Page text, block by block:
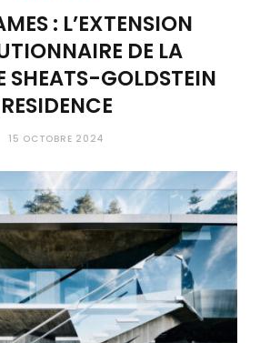
: L’EXTENSION
DE LA
SHEATS-GOLDSTEIN
RESIDENCE
15 OCTOBRE 2024